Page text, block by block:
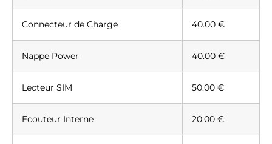
Connecteur de Charge 40.00 €
Nappe Power 40.00 €
Lecteur SIM 50.00 €
Ecouteur Interne 20.00 €